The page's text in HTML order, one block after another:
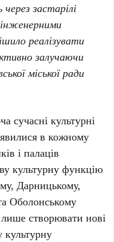
застарілі
реалізувати
залучаючи
міської ради
сучасні культурні
в кожному
і палаців
культурну функцію
,Дарницькому,
Оболонському
створювати нові
культурну